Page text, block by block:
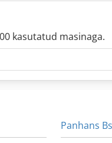
kasutatud masinaga.
Panhans